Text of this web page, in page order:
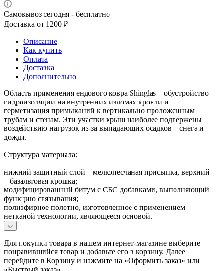
Самовывоз сегодня - бесплатно
Доставка от 1200 ₽
Описание
Как купить
Оплата
Доставка
Дополнительно
Область применения ендового ковра Shinglas – обустройство
гидроизоляции на внутренних изломах кровли и
герметизация примыканий к вертикально проложенным
трубам и стенам. Эти участки крыш наиболее подвержены
воздействию нагрузок из-за выпадающих осадков – снега и
дождя.
Структура материала:
нижний защитный слой – мелкопесчаная присыпка, верхний
– базальтовая крошка;
модифицированный битум с СБС добавками, выполняющий
функцию связывания;
полиэфирное полотно, изготовленное с применением
нетканой технологии, являющееся основой.
Для покупки товара в нашем интернет-магазине выберите
понравившийся товар и добавьте его в корзину. Далее
перейдите в Корзину и нажмите на «Оформить заказ» или
«Быстрый заказ».